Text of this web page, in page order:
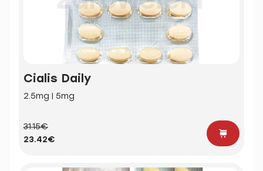
Cialis Daily
2.5mg | 5mg
31.15€
23.42€